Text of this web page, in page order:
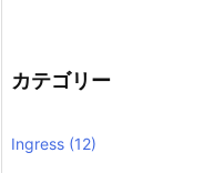
カテゴリー
Ingress (12)